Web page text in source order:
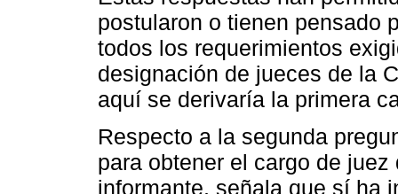
postularon o tienen pensado
todos los requerimientos
designación de jueces de la
aquí se derivaría la primera
Respecto a la segunda
para obtener el cargo de
informante, señala que sí ha